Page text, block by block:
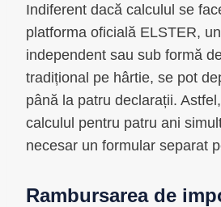
Indiferent dacă calculul se
platforma oficială ELSTER,
independent sau sub formă
tradițional pe hârtie, se pot
până la patru declarații.
calculul pentru patru ani
necesar un formular separat
Rambursarea de